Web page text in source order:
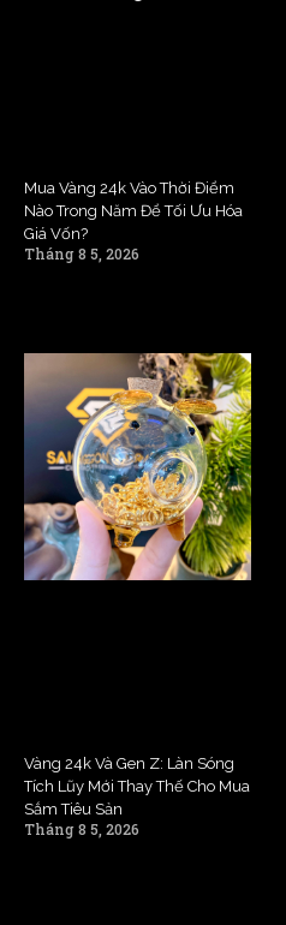
Mua Vàng 24k Vào Thời Điểm
Nào Trong Năm Để Tối Ưu Hóa
Giá Vốn?
Tháng 8 5, 2026
Vàng 24k Và Gen Z: Làn Sóng
Tích Lũy Mới Thay Thế Cho Mua
Sắm Tiêu Sản
Tháng 8 5, 2026